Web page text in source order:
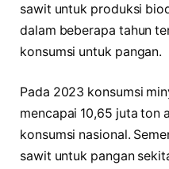
sawit untuk produksi
dalam beberapa tahun
konsumsi untuk pangan.
Pada 2023 konsumsi
mencapai 10,65 juta ton
konsumsi nasional.
sawit untuk pangan